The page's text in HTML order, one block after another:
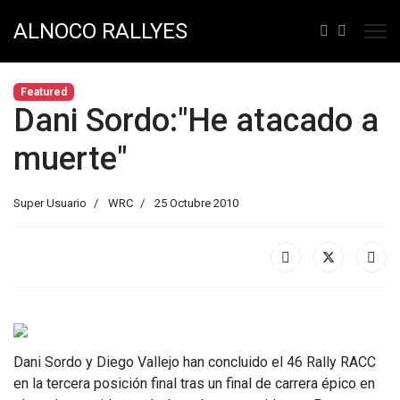
ALNOCO RALLYES
Featured
Dani Sordo:"He atacado a
muerte"
Super Usuario WRC 25 Octubre 2010
Dani Sordo y Diego Vallejo han concluido el 46 Rally RACC
en la tercera posición final tras un final de carrera épico en